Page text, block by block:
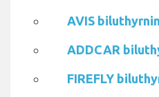
AVIS
ADDCAR
FIREFLY